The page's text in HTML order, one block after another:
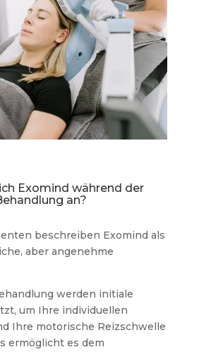
Exomind während der
an?
beschreiben Exomind als
aber angenehme
werden initiale
um Ihre individuellen
Ihre motorische Reizschwelle
ermöglicht es dem